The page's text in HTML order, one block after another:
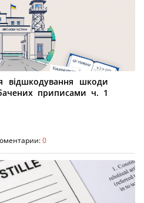
відшкодування шкоди
приписами ч. 1
0